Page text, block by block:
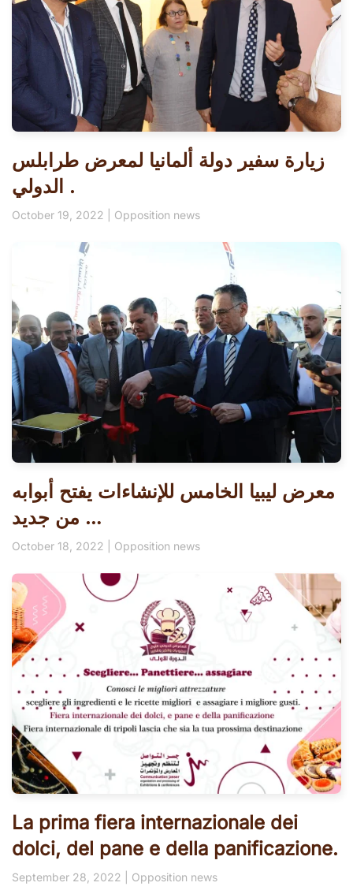
زيارة سفير دولة ألمانيا لمعرض طرابلس
الدولي .
October 19, 2022 Opposition news
معرض ليبيا الخامس للإنشاءات يفتح أبوابه
من جديد …
October 18, 2022 Opposition news
La prima fiera internazionale dei
dolci, del pane e della panificazione.
September 28, 2022 Opposition news